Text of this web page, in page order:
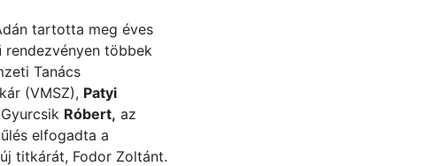
tartotta meg éves
rendezvényen többek
Tanács
(VMSZ), Patyi
Róbert, az
elfogadta a
titkárát, Fodor Zoltánt.